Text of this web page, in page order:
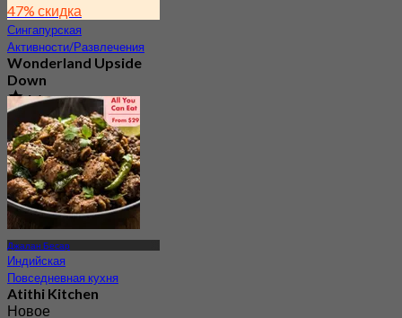
47% скидка
Сингапурская
Активности/Развлечения
Wonderland Upside
Down
4.6
235 Забронировано
ОтS$ 108.89
Джалан Бесар
Индийская
Повседневная кухня
Atithi Kitchen
Новое